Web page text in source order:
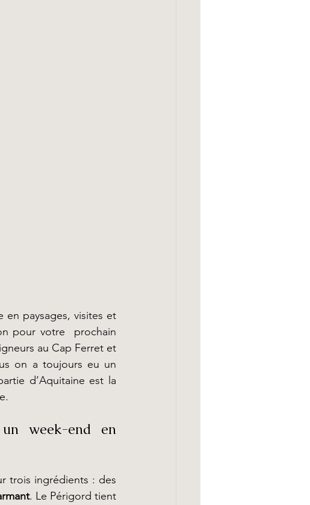
en paysages, visites et
au Cap Ferret et
on a toujours eu un
d’Aquitaine est la
week-end en
. Le Périgord tient